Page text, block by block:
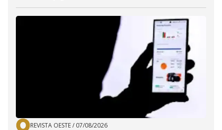
REVISTA OESTE/ 07/08/2026